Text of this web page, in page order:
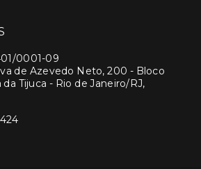
0001-09
de Azevedo Neto, 200 - Bloco
da Tijuca - Rio de Janeiro/RJ,